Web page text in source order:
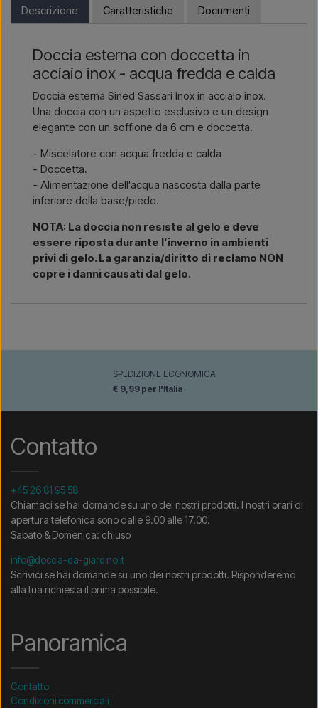
Scrivici → Chiamaci →
consegna e, se necessario, documenti doganali.
link all’articolo) e dove deve essere fatturato e consegnato, e
riceverai un’offerta.
Contattaci via email → Chiamaci →
Descrizione Caratteristiche Documenti
Doccia esterna con doccetta in
acciaio inox - acqua fredda e calda
Doccia esterna Sined Sassari Inox in acciaio inox.
Una doccia con un aspetto esclusivo e un design
elegante con un soffione da 6 cm e doccetta.
- Miscelatore con acqua fredda e calda
- Doccetta.
- Alimentazione dell'acqua nascosta dalla parte
inferiore della base/piede.
NOTA: La doccia non resiste al gelo e deve
essere riposta durante l'inverno in ambienti
privi di gelo. La garanzia/diritto di reclamo NON
copre i danni causati dal gelo.
SPEDIZIONE ECONOMICA
€ 9,99 per l'Italia
Contatto
+45 26 81 95 58
Chiamaci se hai domande su uno dei nostri prodotti. I nostri orari di
apertura telefonica sono dalle 9.00 alle 17.00.
Sabato & Domenica: chiuso
info@doccia-da-giardino.it
Scrivici se hai domande su uno dei nostri prodotti. Risponderemo
alla tua richiesta il prima possibile.
Panoramica
Contatto
Condizioni commerciali